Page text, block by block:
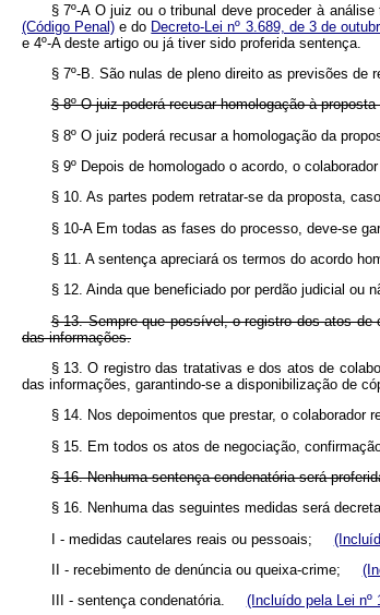
§ 7º-A O juiz ou o tribunal deve proceder à
(Código Penal) e do Decreto-Lei nº 3.689, de 3 de
e 4º-A deste artigo ou já tiver sido proferida sentença.
§ 7º-B. São nulas de pleno direito as previsões
§ 8º O juiz poderá recusar homologação à
§ 8º O juiz poderá recusar a homologação da
§ 9º Depois de homologado o acordo, o
§ 10. As partes podem retratar-se da proposta,
§ 10-A Em todas as fases do processo, deve-se
§ 11. A sentença apreciará os termos do acordo
§ 12. Ainda que beneficiado por perdão judicial ou
§ 13. Sempre que possível, o registro dos atos
das informações.
§ 13. O registro das tratativas e dos atos de
das informações, garantindo-se a disponibilização de
§ 14. Nos depoimentos que prestar, o
§ 15. Em todos os atos de negociação,
§ 16. Nenhuma sentença condenatória será
§ 16. Nenhuma das seguintes medidas será
I - medidas cautelares reais ou pessoais;
II - recebimento de denúncia ou queixa-crime;
III - sentença condenatória. (Incluído pela Lei nº